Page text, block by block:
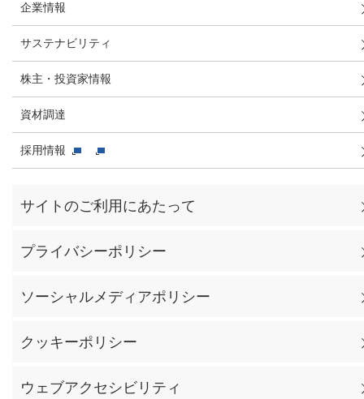
企業情報
サステナビリティ
株主・投資家情報
資材調達
採用情報
サイトのご利用にあたって
プライバシーポリシー
ソーシャルメディアポリシー
クッキーポリシー
ウェブアクセシビリティ